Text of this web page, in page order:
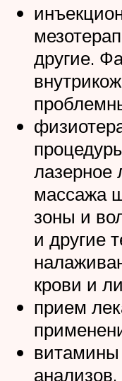
другие.
лазерное
массажа
зоны и
и другие
крови и
прием
витамины